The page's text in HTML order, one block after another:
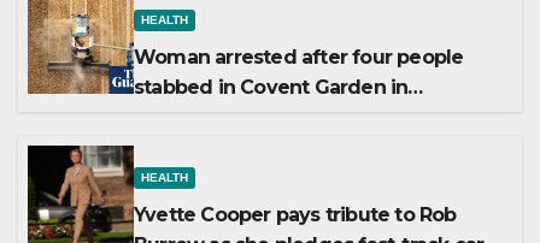
HEALTH
Woman arrested after four people
stabbed in Covent Garden in
HEALTH
Yvette Cooper pays tribute to Rob